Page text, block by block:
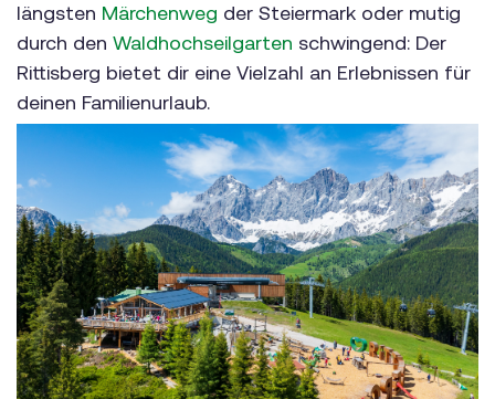
längsten Märchenweg der Steiermark oder mutig
durch den Waldhochseilgarten schwingend: Der
Rittisberg bietet dir eine Vielzahl an Erlebnissen für
deinen Familienurlaub.